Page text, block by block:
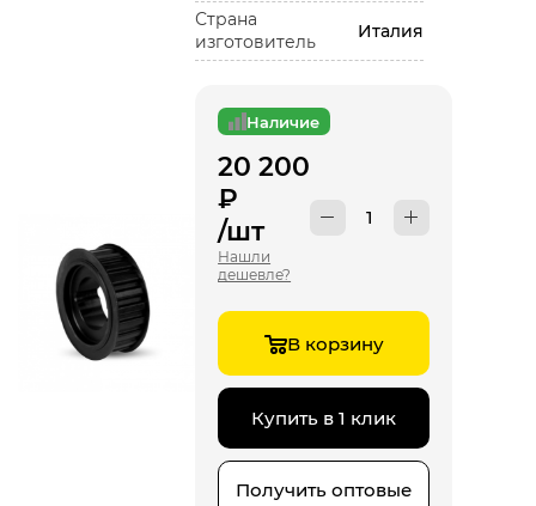
Страна
изготовитель
Италия
Наличие
20 200
₽
/шт
Нашли
дешевле?
В корзину
Купить в 1 клик
Получить оптовые